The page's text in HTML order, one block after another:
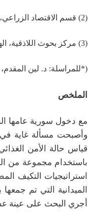
(2) قسم الاقتصاد الزراعي، كلية الزراعة، جامعة البعث، سورية
(3) مركز بحوث اللاذقية، الهيئة العامة للبحوث العلمية الزراعية، سورية
(*للمراسلة: د. لين المقدم،
الملخص
مع دخول سورية عامها
وأصبحت مسألة غاية
قياس حالة الأمن
باستخدام مجموعة من
استراتيجيات التكيف